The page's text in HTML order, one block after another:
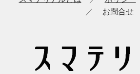
ョ
／ お問合せ